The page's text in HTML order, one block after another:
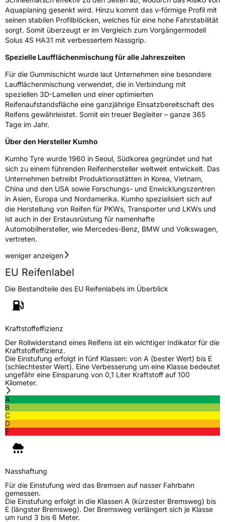
FahrzeugklasseC1
3PMSF / Schneeflockensymbol / Alpine-SymbolJa
EPREL ID 1555840
Allgemeine Produktsicherheit (GPSR)
HerstellerkontaktKumho Tire Europe GmbH, KUMHO TIRE
EUROPE GmbH Strahlenberger Str. 110-112
D-63067 Offenbach Germany, kumhotire.de,
Aquaplaning gesenkt wird. Hinzu kommt das v-förmige Profil mit
seinen stabilen Profilblöcken, welches für eine hohe Fahrstabilität
sorgt. Somit überzeugt er im Vergleich zum Vorgängermodell
Solus 4S HA31 mit verbessertem Nassgrip.
Spezielle Laufflächenmischung für alle Jahreszeiten
Für die Gummischicht wurde laut Unternehmen eine besondere
Laufflächenmischung verwendet, die in Verbindung mit
speziellen 3D-Lamellen und einer optimierten
Reifenaufstandsfläche eine ganzjährige Einsatzbereitschaft des
Reifens gewährleistet. Somit ein treuer Begleiter – ganze 365
Tage im Jahr.
Über den Hersteller Kumho
Kumho Tyre wurde 1960 in Seoul, Südkorea gegründet und hat
sich zu einem führenden Reifenhersteller weltweit entwickelt. Das
Unternehmen betreibt Produktionsstätten in Korea, Vietnam,
China und den USA sowie Forschungs- und Enwicklungszentren
in Asien, Europa und Nordamerika. Kumho spezialisiert sich auf
die Herstellung von Reifen für PKWs, Transporter und LKWs und
ist auch in der Erstausrüstung für namenhafte
Automobilhersteller, wie Mercedes-Benz, BMW und Volkswagen,
vertreten.
weniger anzeigen
EU Reifenlabel
Die Bestandteile des EU Reifenlabels im Überblick
Kraftstoffeffizienz
Der Rollwiderstand eines Reifens ist ein wichtiger Indikator für die
Kraftstoffeffizienz.
Die Einstufung erfolgt in fünf Klassen: von A (bester Wert) bis E
(schlechtester Wert). Eine Verbesserung um eine Klasse bedeutet
ungefähr eine Einsparung von 0,1 Liter Kraftstoff auf 100
Kilometer.
A
B
C
D
E
Nasshaftung
Für die Einstufung wird das Bremsen auf nasser Fahrbahn
gemessen.
Die Einstufung erfolgt in die Klassen A (kürzester Bremsweg) bis
E (längster Bremsweg). Der Bremsweg verlängert sich je Klasse
um rund 3 bis 6 Meter.